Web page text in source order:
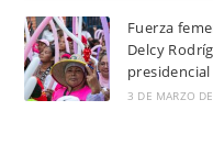
Fuerza
Delcy
presidencial
3 DE MARZO